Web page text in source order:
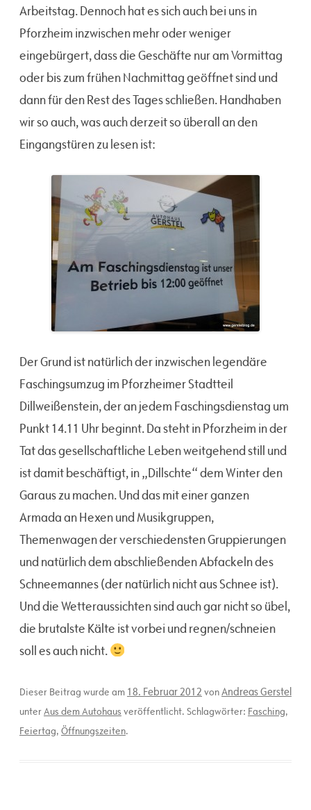
Arbeitstag. Dennoch hat es sich auch bei uns in
Pforzheim inzwischen mehr oder weniger
eingebürgert, dass die Geschäfte nur am Vormittag
oder bis zum frühen Nachmittag geöffnet sind und
dann für den Rest des Tages schließen. Handhaben
wir so auch, was auch derzeit so überall an den
Eingangstüren zu lesen ist:
Der Grund ist natürlich der inzwischen legendäre
Faschingsumzug im Pforzheimer Stadtteil
Dillweißenstein, der an jedem Faschingsdienstag um
Punkt 14.11 Uhr beginnt. Da steht in Pforzheim in der
Tat das gesellschaftliche Leben weitgehend still und
ist damit beschäftigt, in „Dillschte“ dem Winter den
Garaus zu machen. Und das mit einer ganzen
Armada an Hexen und Musikgruppen,
Themenwagen der verschiedensten Gruppierungen
und natürlich dem abschließenden Abfackeln des
Schneemannes (der natürlich nicht aus Schnee ist).
Und die Wetteraussichten sind auch gar nicht so übel,
die brutalste Kälte ist vorbei und regnen/schneien
soll es auch nicht.
Dieser Beitrag wurde am 18. Februar 2012 vonAndreas Gerstel
unterAus dem Autohaus veröffentlicht. Schlagwörter: Fasching,
Feiertag, Öffnungszeiten.